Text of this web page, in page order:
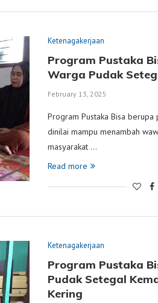
Ketenagakerjaan
Program Pustaka
Warga Pudak
February 13, 2025
Program Pustaka Bisa
dinilai mampu menambah
masyarakat …
Read more
Ketenagakerjaan
Program Pustaka
Pudak Setegal
Kering